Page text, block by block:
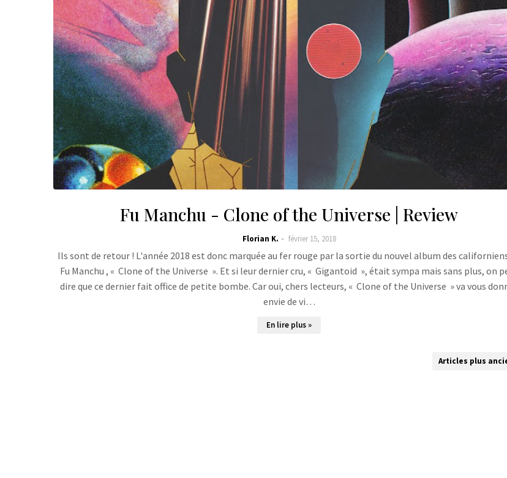
Fu Manchu - Clone of the Universe | Review
Florian K. février 15, 2018
Ils sont de retour ! L'année 2018 est donc marquée au fer rouge par la sortie du nouvel album des
Fu Manchu , « Clone of the Universe ». Et si leur dernier cru, « Gigantoid », était sympa mais sans plus, on
dire que ce dernier fait office de petite bombe. Car oui, chers lecteurs, « Clone of the Universe » va vous
envie de vi…
En lire plus »
Articles plus